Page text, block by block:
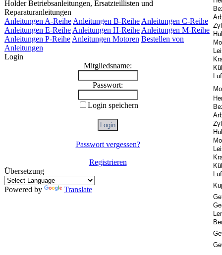
Holder Betriebsanleitungen, Ersatzteillisten und
Reparaturanleitungen
Anleitungen A-Reihe Anleitungen B-Reihe Anleitungen C-Reihe
Anleitungen E-Reihe Anleitungen H-Reihe Anleitungen M-Reihe
Anleitungen P-Reihe Anleitungen Motoren Bestellen von
Anleitungen
Login
Mitgliedsname:
Passwort:
Login speichern
Passwort vergessen?
Registrieren
Übersetzung
Powered by Translate